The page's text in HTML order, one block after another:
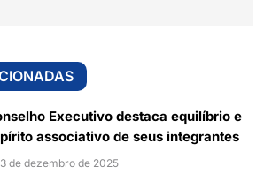
Executivo destaca equilíbrio e
associativo de seus integrantes
3 de dezembro de 2025